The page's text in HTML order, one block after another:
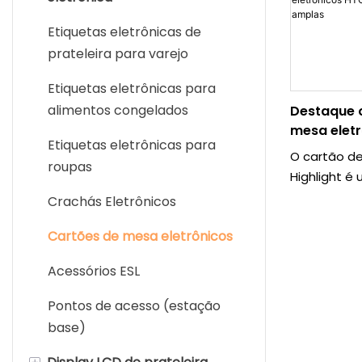
Etiquetas eletrônicas de
prateleira para varejo
Etiquetas eletrônicas para
alimentos congelados
Etiquetas eletrônicas para
roupas
Crachás Eletrônicos
Cartões de mesa eletrônicos
Acessórios ESL
Pontos de acesso (estação
base)
Destaque
mesa
para
O cartão
Highlight é